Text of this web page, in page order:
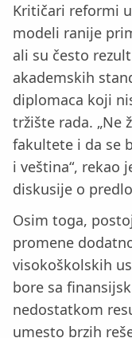
Kritičari reformi
modeli ranije
ali su često
akademskih
diplomaca koji
tržište rada. „Ne
fakultete i da se
i veština“, rekao
diskusije o
Osim toga,
promene
visokoškolskih
bore sa
nedostatkom
umesto brzih